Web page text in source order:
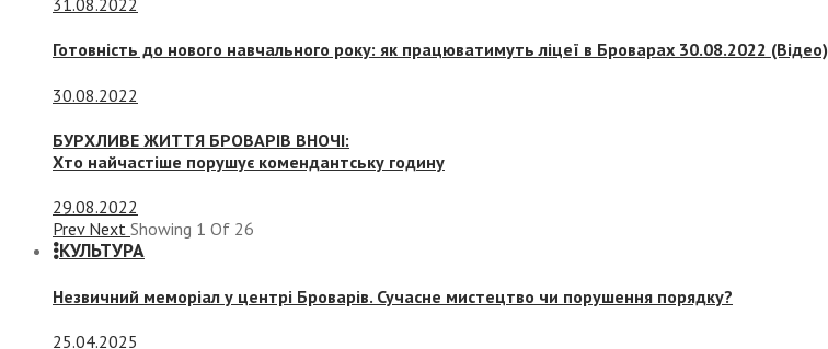
31.08.2022
Готовність до нового навчального року: як працюватимуть ліцеї в Броварах 30.08.2022 (Відео)
30.08.2022
БУРХЛИВЕ ЖИТТЯ БРОВАРІВ ВНОЧІ:
Хто найчастіше порушує комендантську годину
29.08.2022
Prev Next Showing 1 Of 26
КУЛЬТУРА
Незвичний меморіал у центрі Броварів. Сучасне мистецтво чи порушення порядку?
25.04.2025